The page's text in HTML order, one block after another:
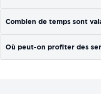
Combien de temps sont
Où peut-on profiter des